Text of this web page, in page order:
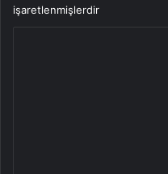
işaretlenmişlerdir